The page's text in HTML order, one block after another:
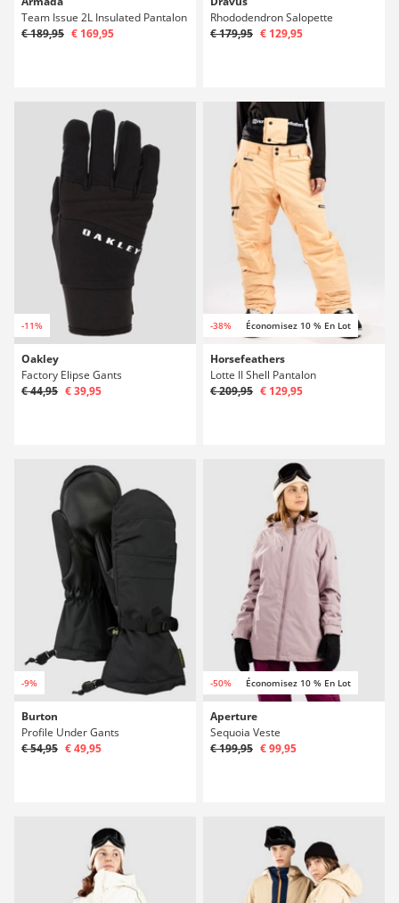
Team Issue 2L Insulated Pantalon
€ 189,95 € 169,95
Rhododendron Salopette
€ 179,95 € 129,95
-11%
Oakley
Factory Elipse Gants
€ 44,95 € 39,95
-38% Économisez 10 % En Lot
Horsefeathers
Lotte II Shell Pantalon
€ 209,95 € 129,95
-9%
Burton
Profile Under Gants
€ 54,95 € 49,95
-50% Économisez 10 % En Lot
Aperture
Sequoia Veste
€ 199,95 € 99,95